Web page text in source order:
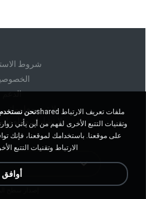
شروط
الدعم
لا تبيع
لا تشارك
نحن نستخدم
وتقنيات التتبع الأخرى لفهم من أين يأتي
على موقعنا. باستخدامك لموقعنا، فإنك
الارتباط وتقنيات التتبع
أوافق